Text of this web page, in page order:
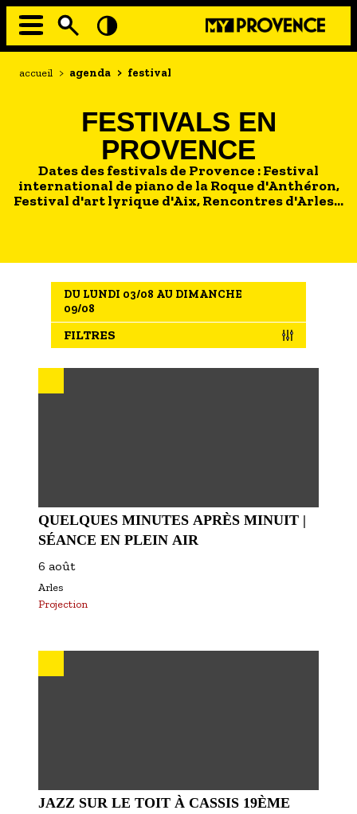
Aller
Navigation
EN MODE ECO
AU GRAND AIR
PASSEZ À TABLE
SOUS TOUTES LES COUTUMES
L'AGENDA
LES GUIDES TOURISTIQUES
LES OFFRES MYPROVENCE
Fil
accueil > agenda > festival
FESTIVALS EN
PROVENCE
Dates des festivals de Provence : Festival
international de piano de la Roque d'Anthéron,
Festival d'art lyrique d'Aix, Rencontres d'Arles...
DU LUNDI 03/08 AU DIMANCHE
09/08
FILTRES
QUELQUES MINUTES APRÈS MINUIT |
SÉANCE EN PLEIN AIR
6 août
Arles
Projection
JAZZ SUR LE TOIT À CASSIS 19ÈME